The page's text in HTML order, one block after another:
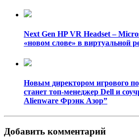
Next Gen HP VR Headset –
«новом слове» в виртуальной
Новым директором игрового
станет топ-менеджер Dell и
Alienware Фрэнк Азор”
Добавить комментарий